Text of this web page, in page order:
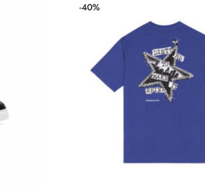
-40%